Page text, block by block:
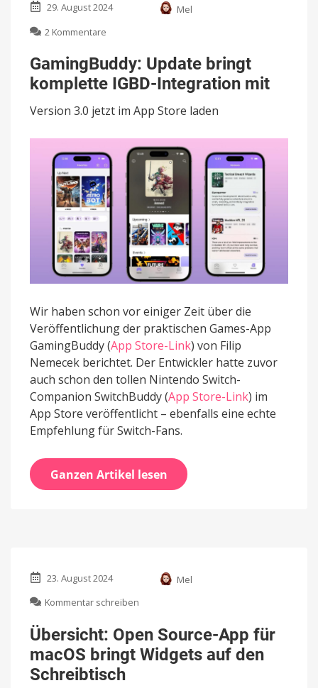
29. August 2024
Mel
2 Kommentare
Update
bringt
komplette
Integration
GamingBuddy: Update bringt
komplette IGBD-Integration mit
Version 3.0 jetzt im App Store laden
Wir haben schon vor einiger Zeit über die
Veröffentlichung der praktischen Games-App
GamingBuddy (App Store-Link) von Filip
Nemecek berichtet. Der Entwickler hatte zuvor
auch schon den tollen Nintendo Switch-
Companion SwitchBuddy (App Store-Link) im
App Store veröffentlicht – ebenfalls eine echte
Empfehlung für Switch-Fans.
Ganzen Artikel lesen
23. August 2024
Mel
Kommentar schreiben
Open
Source-
App
Übersicht: Open Source-App für
macOS bringt Widgets auf den
Schreibtisch